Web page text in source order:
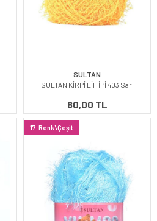
SULTAN
SULTAN KİRPİ LİF İPİ 403 Sarı
80,00 TL
17 Renk\Çeşit